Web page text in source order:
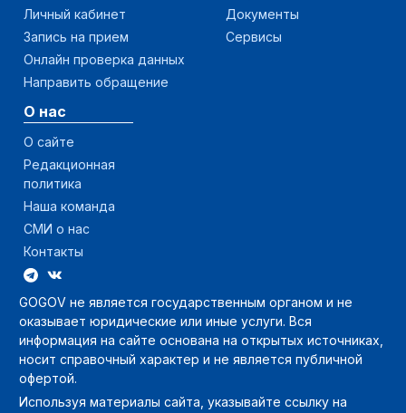
Личный кабинет
Запись на прием
Онлайн проверка данных
Направить обращение
Документы
Сервисы
О нас
О сайте
Редакционная
политика
Наша команда
СМИ о нас
Контакты
GOGOV не является государственным органом и не
оказывает юридические или иные услуги. Вся
информация на сайте основана на открытых источниках,
носит справочный характер и не является публичной
офертой.
Используя материалы сайта, указывайте ссылку на